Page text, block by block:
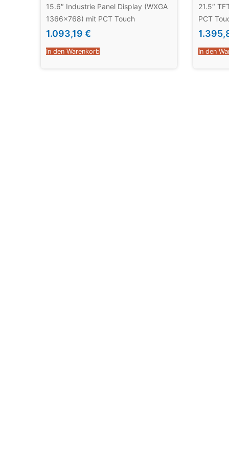
15.6″ Industrie Panel Display (WXGA
1366×768) mit PCT Touch
1.093,19 €
In den Warenkorb
21.5″
PCT
In den